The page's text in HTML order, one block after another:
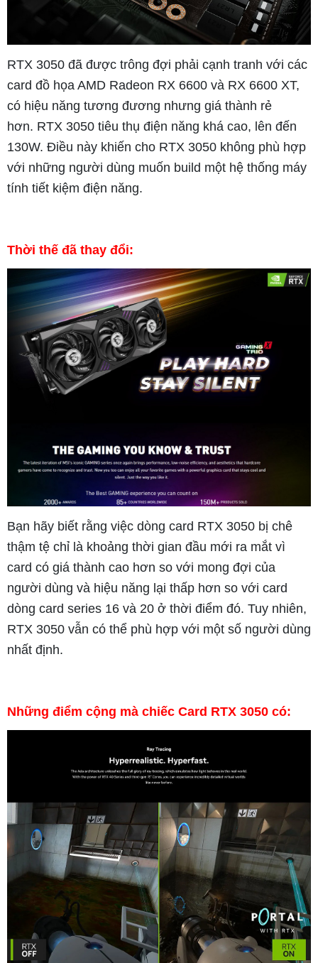
RTX 3050 đã được trông đợi phải cạnh tranh với các
card đồ họa AMD Radeon RX 6600 và RX 6600 XT,
có hiệu năng tương đương nhưng giá thành rẻ
hơn. RTX 3050 tiêu thụ điện năng khá cao, lên đến
130W. Điều này khiến cho RTX 3050 không phù hợp
với những người dùng muốn build một hệ thống máy
tính tiết kiệm điện năng.
Thời thế đã thay đổi:
Bạn hãy biết rằng việc dòng card RTX 3050 bị chê
thậm tệ chỉ là khoảng thời gian đầu mới ra mắt vì
card có giá thành cao hơn so với mong đợi của
người dùng và hiệu năng lại thấp hơn so với card
dòng card series 16 và 20 ở thời điểm đó. Tuy nhiên,
RTX 3050 vẫn có thể phù hợp với một số người dùng
nhất định.
Những điểm cộng mà chiếc Card RTX 3050 có: